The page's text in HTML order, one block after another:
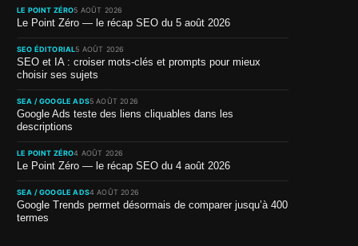
LE POINT ZÉRO5 AOÛT 2026
Le Point Zéro — le récap SEO du 5 août 2026
SEO ÉDITORIAL5 AOÛT 2026
SEO et IA : croiser mots-clés et prompts pour mieux
choisir ses sujets
SEA / GOOGLE ADS5 AOÛT 2026
Google Ads teste des liens cliquables dans les
descriptions
LE POINT ZÉRO4 AOÛT 2026
Le Point Zéro — le récap SEO du 4 août 2026
SEA / GOOGLE ADS4 AOÛT 2026
Google Trends permet désormais de comparer jusqu’à 400
termes